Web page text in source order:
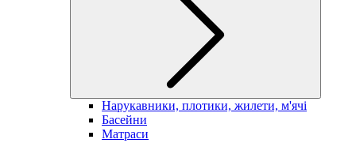
Нарукавники, плотики, жилети, м'ячі
Басейни
Матраси